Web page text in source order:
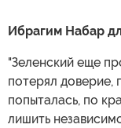
Ибрагим Набар
"Зеленский еще
потерял доверие,
попыталась, по
лишить